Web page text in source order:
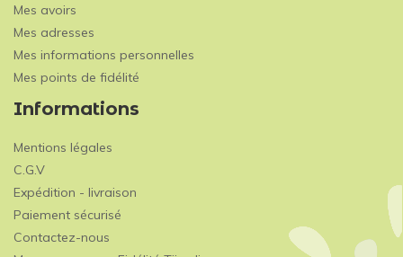
Mes avoirs
Mes adresses
Mes informations personnelles
Mes points de fidélité
Informations
Mentions légales
C.G.V
Expédition - livraison
Paiement sécurisé
Contactez-nous